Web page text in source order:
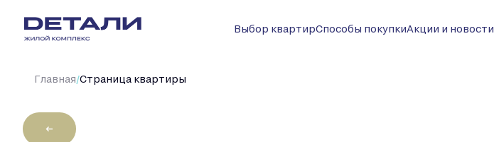
Выбор квартирСпособы покупкиАкции и новости
Главная/Cтраница квартиры
←
2-комнатная